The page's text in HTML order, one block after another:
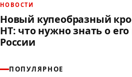
НОВОСТИ
Новый купеобразный
HT: что нужно знать о
России
ПОПУЛЯРНОЕ